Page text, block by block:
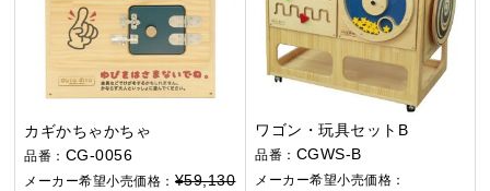
カギかちゃかちゃ
品番： CG-0056
メーカー希望小売価格： ¥59,130
ワゴン・玩具セットB
品番： CGWS-B
メーカー希望小売価格：